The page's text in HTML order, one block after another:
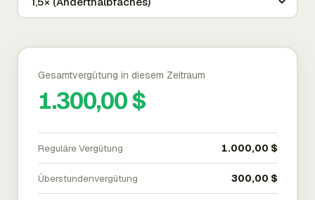
Gesamtvergütung in diesem Zeitraum
1.300,00 $
Reguläre Vergütung 1.000,00 $
Überstundenvergütung 300,00 $